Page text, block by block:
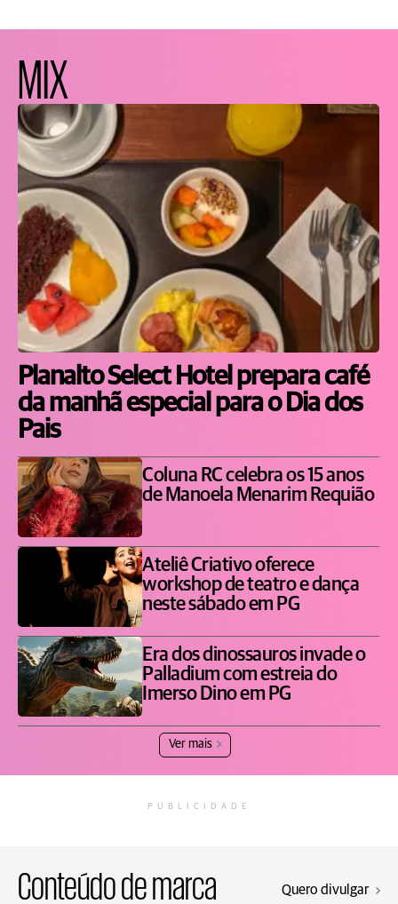
MIX
Planalto Select Hotel prepara café
da manhã especial para o Dia dos
Pais
Coluna RC celebra os 15 anos
de Manoela Menarim Requião
Ateliê Criativo oferece
workshop de teatro e dança
neste sábado em PG
Era dos dinossauros invade o
Palladium com estreia do
Imerso Dino em PG
Ver mais
PUBLICIDADE
Conteúdo de marca Quero divulgar